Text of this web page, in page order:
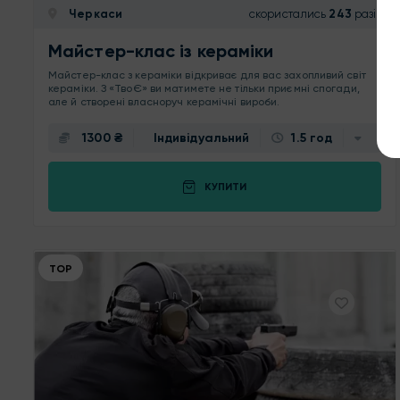
Черкаси скористались 243 разів
Майстер-клас із кераміки
Майстер-клас з кераміки відкриває для вас захопливий світ
кераміки. З «ТвоЄ» ви матимете не тільки приємні спогади,
але й створені власноруч керамічні вироби.
1300 ₴ Індивідуальний 1.5 год
КУПИТИ
ТОР